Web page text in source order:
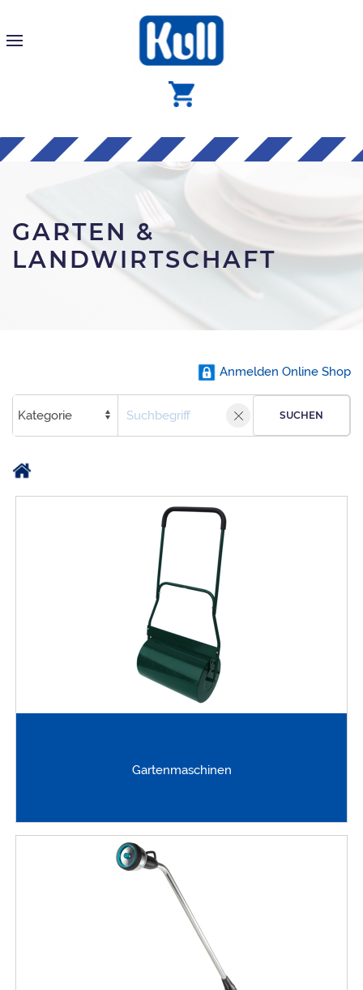
GARTEN &
LANDWIRTSCHAFT
Anmelden Online Shop
SUCHEN
Gartenmaschinen